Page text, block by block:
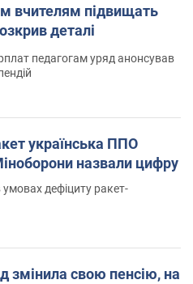
вчителям підвищать
деталі
педагогам уряд анонсував
українська ППО
назвали цифру
дефіциту ракет-
змінила свою пенсію, на